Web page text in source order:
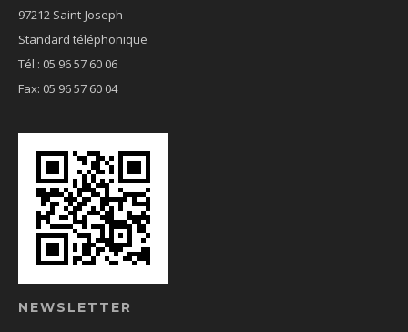
97212 Saint-Joseph
Standard téléphonique
Tél : 05 96 57 60 06
Fax: 05 96 57 60 04
NEWSLETTER